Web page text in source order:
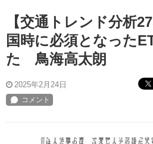
【交通トレンド分析
国時に必須となった
た 鳥海高太朗
2025年2月24日